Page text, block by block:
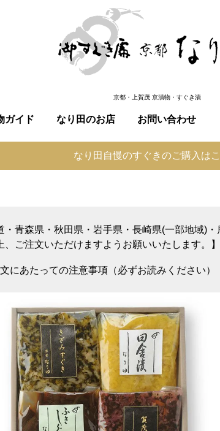
京都・上賀茂 京漬物・すぐき漬
ガイド なり田のお店 お問い合わせ
なり田自慢のすぐきのご購入は
・青森県・秋田県・岩手県・長崎県(一部地域)
、ご注文いただけますようお願いいたします。】
にあたっての注意事項（必ずお読みください）